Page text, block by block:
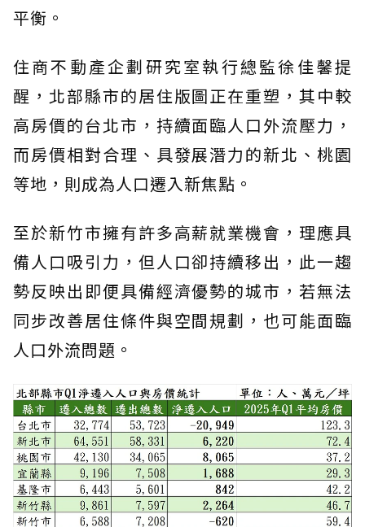
平衡。
住商不動產企劃研究室執行總監徐佳馨提
醒，北部縣市的居住版圖正在重塑，其中較
高房價的台北市，持續面臨人口外流壓力，
而房價相對合理、具發展潛力的新北、桃園
等地，則成為人口遷入新焦點。
至於新竹市擁有許多高薪就業機會，理應具
備人口吸引力，但人口卻持續移出，此一趨
勢反映出即便具備經濟優勢的城市，若無法
同步改善居住條件與空間規劃，也可能面臨
人口外流問題。